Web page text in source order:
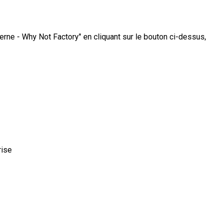
- Why Not Factory" en cliquant sur le bouton ci-dessus,